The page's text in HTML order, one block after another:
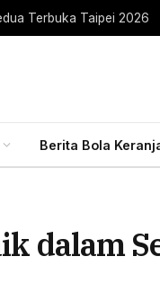
Terbuka Taipei 2026
Berita Bola
dalam